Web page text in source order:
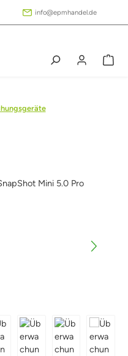
info@epmhandel.de